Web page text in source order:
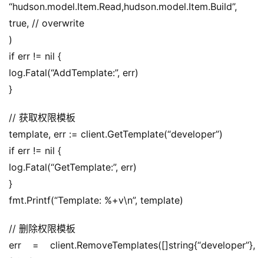
“hudson.model.Item.Read,hudson.model.Item.Build”,
true, // overwrite
)
if err != nil {
log.Fatal(“AddTemplate:”, err)
}
// 获取权限模板
template, err := client.GetTemplate(“developer”)
if err != nil {
log.Fatal(“GetTemplate:”, err)
}
fmt.Printf(“Template: %+v\n”, template)
// 删除权限模板
err = client.RemoveTemplates([]string{“developer”},